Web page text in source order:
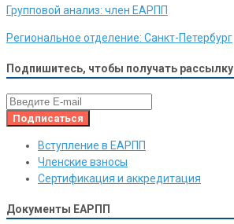
Групповой анализ: член ЕАРПП
Региональное отделение: Санкт-Петербург
Подпишитесь, чтобы получать рассылку
Вступление в ЕАРПП
Членские взносы
Сертификация и аккредитация
Документы ЕАРПП